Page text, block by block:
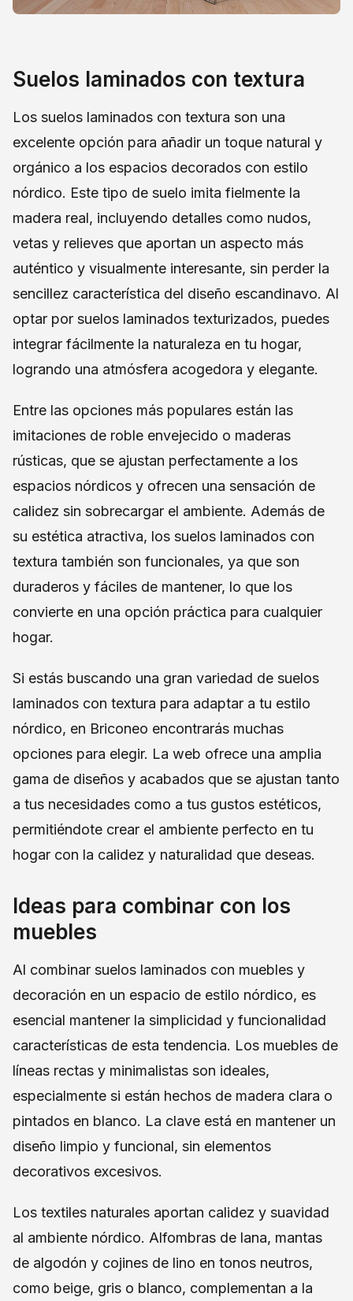
Suelos laminados con textura
Los suelos laminados con textura son una
excelente opción para añadir un toque natural y
orgánico a los espacios decorados con estilo
nórdico. Este tipo de suelo imita fielmente la
madera real, incluyendo detalles como nudos,
vetas y relieves que aportan un aspecto más
auténtico y visualmente interesante, sin perder la
sencillez característica del diseño escandinavo. Al
optar por suelos laminados texturizados, puedes
integrar fácilmente la naturaleza en tu hogar,
logrando una atmósfera acogedora y elegante.
Entre las opciones más populares están las
imitaciones de roble envejecido o maderas
rústicas, que se ajustan perfectamente a los
espacios nórdicos y ofrecen una sensación de
calidez sin sobrecargar el ambiente. Además de
su estética atractiva, los suelos laminados con
textura también son funcionales, ya que son
duraderos y fáciles de mantener, lo que los
convierte en una opción práctica para cualquier
hogar.
Si estás buscando una gran variedad de suelos
laminados con textura para adaptar a tu estilo
nórdico, en Briconeo encontrarás muchas
opciones para elegir. La web ofrece una amplia
gama de diseños y acabados que se ajustan tanto
a tus necesidades como a tus gustos estéticos,
permitiéndote crear el ambiente perfecto en tu
hogar con la calidez y naturalidad que deseas.
Ideas para combinar con los
muebles
Al combinar suelos laminados con muebles y
decoración en un espacio de estilo nórdico, es
esencial mantener la simplicidad y funcionalidad
características de esta tendencia. Los muebles de
líneas rectas y minimalistas son ideales,
especialmente si están hechos de madera clara o
pintados en blanco. La clave está en mantener un
diseño limpio y funcional, sin elementos
decorativos excesivos.
Los textiles naturales aportan calidez y suavidad
al ambiente nórdico. Alfombras de lana, mantas
de algodón y cojines de lino en tonos neutros,
como beige, gris o blanco, complementan a la